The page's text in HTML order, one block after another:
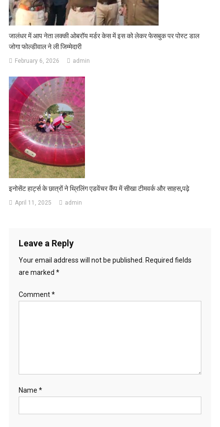
जालंधर में आप नेता लक्की ओबरॉय मर्डर केस में इस को लेकर फेसबुक पर पोस्ट डाल
जोगा फोल्डीवाल ने ली जिम्मेदारी
February 6, 2026 admin
इनोसेंट हार्ट्स के छात्रों ने थ्रिलिंग एडवेंचर कैंप में सीखा टीमवर्क और साहस,पढ़े
April 11, 2025 admin
Leave a Reply
Your email address will not be published.
Required fields
are marked *
Comment*
Name *